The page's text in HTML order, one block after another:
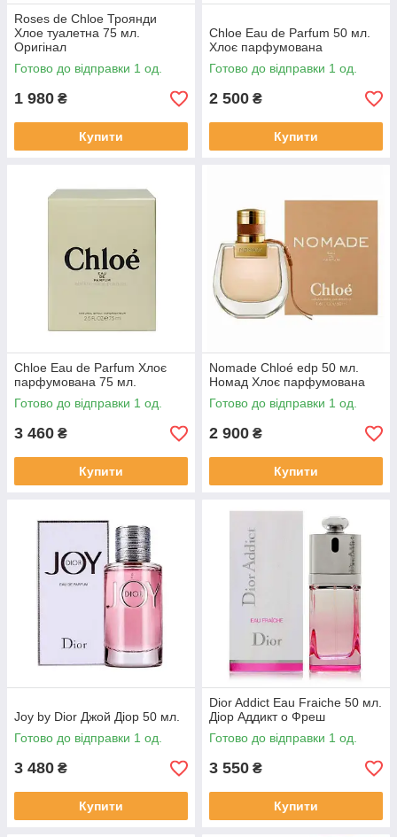
Roses de Chloe Троянди
Хлое туалетна 75 мл.
Оригінал
Готово до відправки 1 од.
1 980 ₴
Купити
Chloe Eau de Parfum 50 мл.
Хлоє парфумована
Готово до відправки 1 од.
2 500 ₴
Купити
Chloe Eau de Parfum Хлоє
парфумована 75 мл.
Готово до відправки 1 од.
3 460 ₴
Купити
Nomade Chloé edp 50 мл.
Номад Хлоє парфумована
Готово до відправки 1 од.
2 900 ₴
Купити
Joy by Dior Джой Діор 50 мл.
Готово до відправки 1 од.
3 480 ₴
Купити
Dior Addict Eau Fraiche 50 мл.
Діор Аддикт о Фреш
Готово до відправки 1 од.
3 550 ₴
Купити